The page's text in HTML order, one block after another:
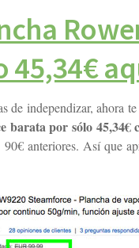
45,34€
de independizar, ahora
por sólo 45,34€
anteriores. Así que